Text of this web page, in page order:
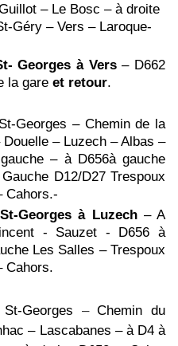
– Le Bosc – à droite
Géry – Vers – Laroque-
Georges à Vers– D662
la gare et retour.
Georges – Chemin de la
– Luzech – Albas –
– à D656à gauche
D12/D27 Trespoux
Cahors.-
Georges à Luzech – A
- Sauzet - D656 à
Les Salles – Trespoux
Cahors.
St-Georges –Chemin du
– Lascabanes – à D4 à